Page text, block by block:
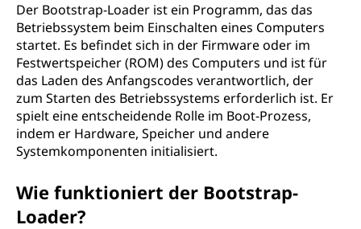
Der Bootstrap-Loader ist ein Programm, das das
Betriebssystem beim Einschalten eines Computers
startet. Es befindet sich in der Firmware oder im
Festwertspeicher (ROM) des Computers und ist für
das Laden des Anfangscodes verantwortlich, der
zum Starten des Betriebssystems erforderlich ist. Er
spielt eine entscheidende Rolle im Boot-Prozess,
indem er Hardware, Speicher und andere
Systemkomponenten initialisiert.
Wie funktioniert der Bootstrap-
Loader?